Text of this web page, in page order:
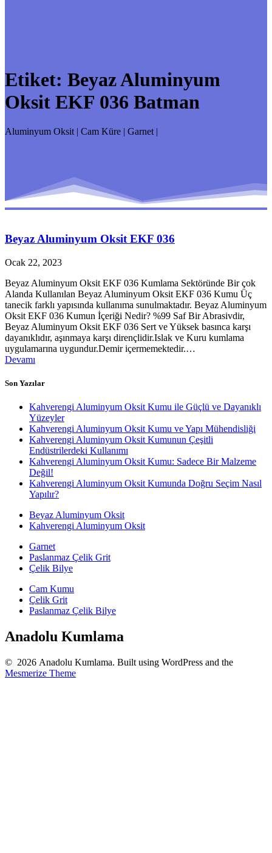
Etiket: Beyaz Aluminyum
Oksit EKF 036 Batman
Aluminyum Oksit | Cam Küre | Garnet |
Beyaz Aluminyum Oksit EKF 036
Ocak 22, 2023
Beyaz Aluminyum Oksit EKF 036 Kumlama Sektöründe Bir çok
Alanda Kullanılan Beyaz Aluminyum Oksit EKF 036 Kumu Üç
tanecik farklı yapısında kullanıma sunulmaktadır. Beyaz Aluminyum
Oksit EKF 036 Kumun İçeriği Nedir? %99 Saf Bir Abrasivdir,
Beyaz Aluminyum Oksit EKF 036 Sert ve Yüksek basınca karşı
dayanıklıdır, aşınmaya karşı dirençlidir.Islak ve Kuru kumlama
uygulamarına uygundur.Demir içermemektedir.…
Devamı
Son Yazılar
Kahverengi Aluminyum Oksit Kumu ile Güçlü ve Dayanıklı
Yüzeyler
Kahverengi Aluminyum Oksit Kumu ve Yapı Mühendisliği
Kahverengi Aluminyum Oksit Kumunun Çeşitli
Endüstrilerdeki Kullanımı
Kahverengi Aluminyum Oksit Kumu: Sadece Bir Malzeme
Değil!
Kahverengi Aluminyum Oksit Kumunda Doğru Seçim Nasıl
Yapılır?
Beyaz Aluminyum Oksit
Kahverengi Aluminyum Oksit
Garnet
Paslanmaz Çelik Grit
Çelik Bilye
Cam Kumu
Çelik Grit
Paslanmaz Çelik Bilye
Anadolu Kumlama
© 2026 Anadolu Kumlama. Built using WordPress and the
Mesmerize Theme